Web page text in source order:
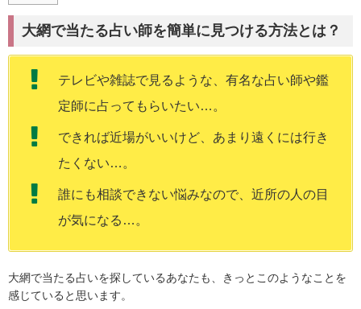
大網で当たる占い師を簡単に見つける方法とは？
テレビや雑誌で見るような、有名な占い師や鑑
定師に占ってもらいたい…。
できれば近場がいいけど、あまり遠くには行き
たくない…。
誰にも相談できない悩みなので、近所の人の目
が気になる…。
大網で当たる占いを探しているあなたも、きっとこのようなことを
感じていると思います。